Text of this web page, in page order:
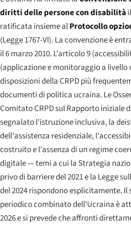
diritti delle persone con disabilità
ratificata insieme alProtocollo
(Legge 1767-VI). La convenzione è
il 6 marzo 2010. L'articolo 9
(applicazione e monitoraggio a livello
disposizioni della CRPD più
documenti di politica ucraina. Le
Comitato CRPD sul Rapporto iniziale
segnalato l'istruzione inclusiva, la
dell'assistenza residenziale,
costruito e l'assenza di un regime
digitale — temi a cui la Strategia
privo di barriere del 2021 e la Legge
del 2024 rispondono esplicitamente.
periodico combinato dell'Ucraina è
2026 e si prevede che affronti